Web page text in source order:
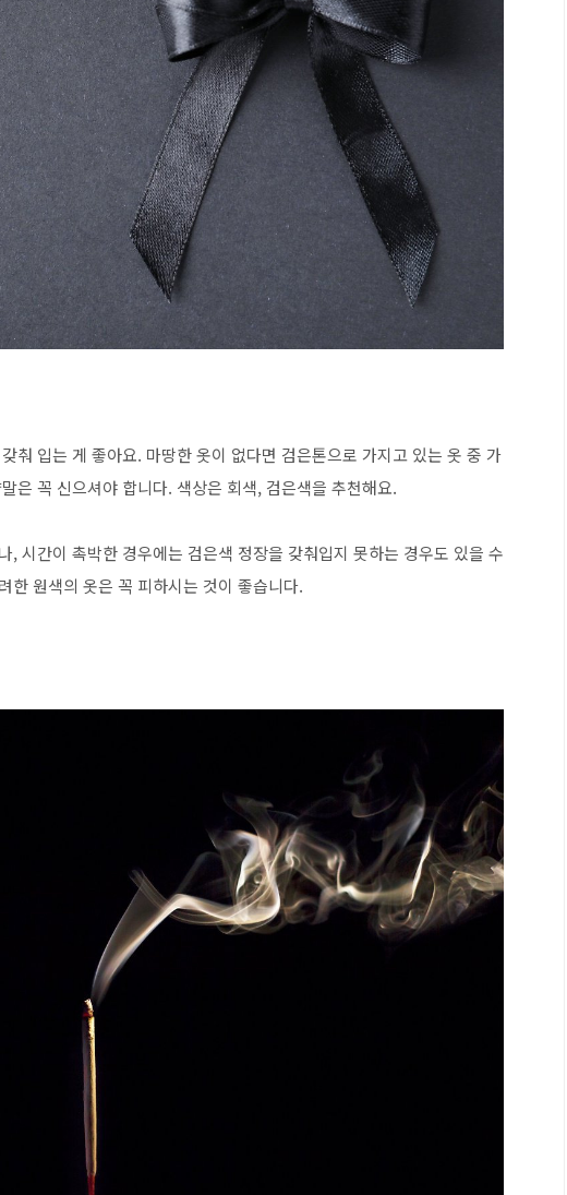
춰 입는 게 좋아요. 마땅한 옷이 없다면 검은톤으로 가지고 있는 옷 중 가
은 꼭 신으셔야 합니다. 색상은 회색, 검은색을 추천해요.
, 시간이 촉박한 경우에는 검은색 정장을 갖춰입지 못하는 경우도 있을 수
한 원색의 옷은 꼭 피하시는 것이 좋습니다.